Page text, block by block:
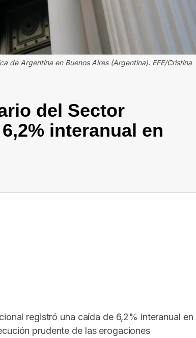
de Argentina en Buenos Aires (Argentina). EFE/Cristina
del Sector
interanual en
registró una caída de 6,2% interanual en
prudente de las erogaciones